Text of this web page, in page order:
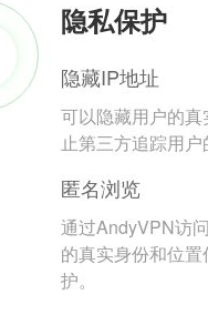
隐私保护
隐藏IP地址
可以隐藏用户的
止第三方追踪用户
匿名浏览
通过AndyVPN访
的真实身份和位
护。